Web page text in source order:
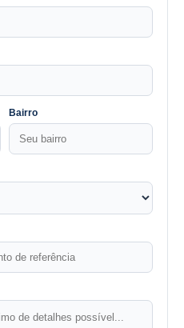
Bairro